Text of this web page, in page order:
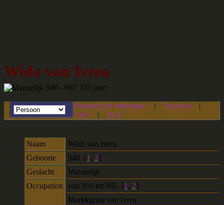
Wido van Ivrea
940 - 965 (25 jaar)
Persoonlijke informatie | Bronnen |
Alles | PDF
Naam Wido van Ivrea
Geboorte
940 [1, 2]
Geslacht
Mannelijk
Occupation
van 959 tot 965 [1, 2]
Markkgraaf van Ivrea